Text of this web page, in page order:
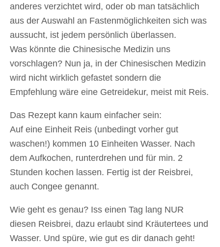
anderes verzichtet wird, oder ob man tatsächlich
aus der Auswahl an Fastenmöglichkeiten sich was
aussucht, ist jedem persönlich überlassen.
Was könnte die Chinesische Medizin uns
vorschlagen? Nun ja, in der Chinesischen Medizin
wird nicht wirklich gefastet sondern die
Empfehlung wäre eine Getreidekur, meist mit Reis.
Das Rezept kann kaum einfacher sein:
Auf eine Einheit Reis (unbedingt vorher gut
waschen!) kommen 10 Einheiten Wasser. Nach
dem Aufkochen, runterdrehen und für min. 2
Stunden kochen lassen. Fertig ist der Reisbrei,
auch Congee genannt.
Wie geht es genau? Iss einen Tag lang NUR
diesen Reisbrei, dazu erlaubt sind Kräutertees und
Wasser. Und spüre, wie gut es dir danach geht!